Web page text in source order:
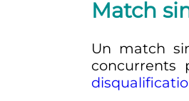
Match
Un match
concurrents